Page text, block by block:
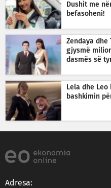
Dushit me
befasoheni!
Zendaya dhe
gjysmë
dasmës së
Lela dhe
bashkimin
Adresa: